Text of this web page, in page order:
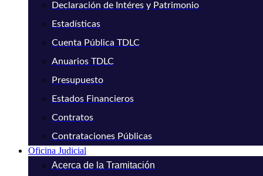
Declaración de Intéres y Patrimonio
Estadísticas
Cuenta Pública TDLC
Anuarios TDLC
Presupuesto
Estados Financieros
Contratos
Contrataciones Públicas
Oficina Judicial
Acerca de la Tramitación